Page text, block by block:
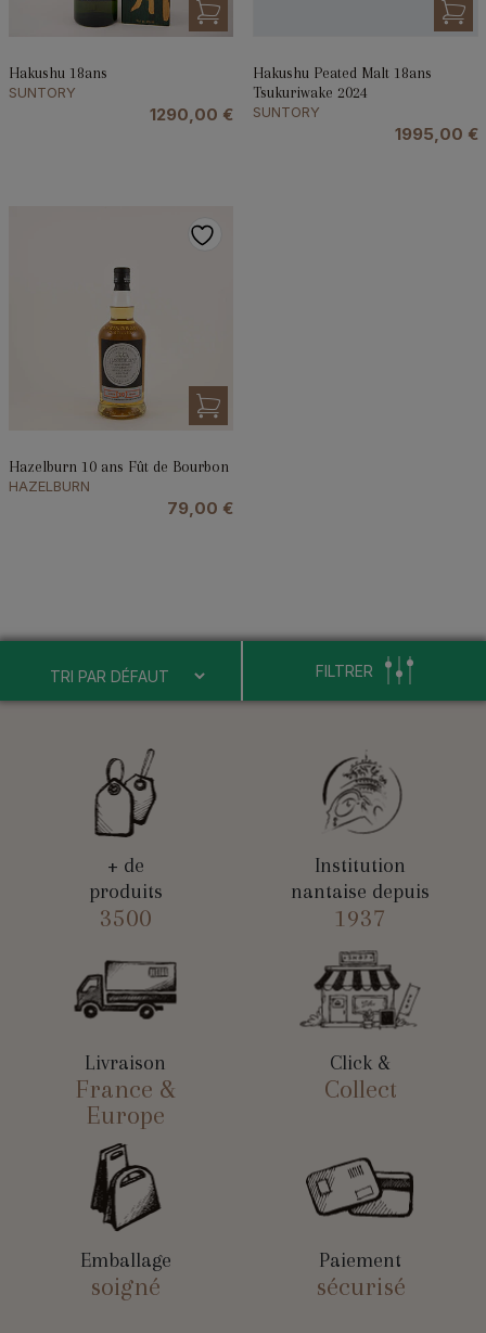
Hakushu 18ans
SUNTORY
1290,00 €
Hakushu Peated Malt 18ans
Tsukuriwake 2024
SUNTORY
1995,00 €
Hazelburn 10 ans Fût de Bourbon
HAZELBURN
79,00 €
FILTRER
+ de
produits
3500
Institution
nantaise depuis
1937
Livraison
France &
Europe
Click &
Collect
Emballage
soigné
Paiement
sécurisé